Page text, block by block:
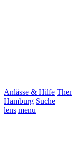
Anlässe & Hilfe
Hamburg Suche
lens menu